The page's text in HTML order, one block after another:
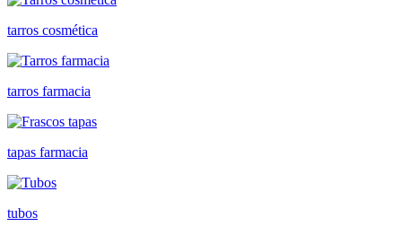
tarros cosmética
tarros farmacia
tapas farmacia
tubos